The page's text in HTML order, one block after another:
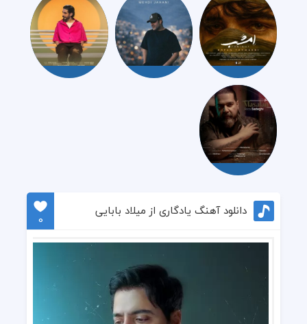
دانلود آهنگ یادگاری از میلاد بابایی
0